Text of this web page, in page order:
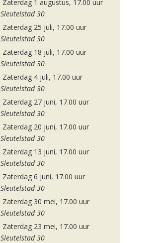
Zaterdag 1 augustus, 17.00 uur
Sleutelstad 30
Zaterdag 25 juli, 17.00 uur
Sleutelstad 30
Zaterdag 18 juli, 17.00 uur
Sleutelstad 30
Zaterdag 4 juli, 17.00 uur
Sleutelstad 30
Zaterdag 27 juni, 17.00 uur
Sleutelstad 30
Zaterdag 20 juni, 17.00 uur
Sleutelstad 30
Zaterdag 13 juni, 17.00 uur
Sleutelstad 30
Zaterdag 6 juni, 17.00 uur
Sleutelstad 30
Zaterdag 30 mei, 17.00 uur
Sleutelstad 30
Zaterdag 23 mei, 17.00 uur
Sleutelstad 30